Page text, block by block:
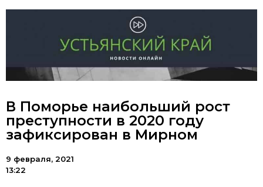
В Поморье наибольший рост
преступности в 2020 году
зафиксирован в Мирном
9 февраля, 2021
13:22